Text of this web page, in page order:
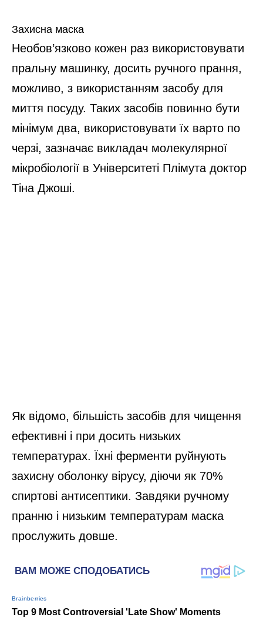
Захисна маска
Необов’язково кожен раз використовувати
пральну машинку, досить ручного прання,
можливо, з використанням засобу для
миття посуду. Таких засобів повинно бути
мінімум два, використовувати їх варто по
черзі, зазначає викладач молекулярної
мікробіології в Університеті Плімута доктор
Тіна Джоші.
Як відомо, більшість засобів для чищення
ефективні і при досить низьких
температурах. Їхні ферменти руйнують
захисну оболонку вірусу, діючи як 70%
спиртові антисептики. Завдяки ручному
пранню і низьким температурам маска
прослужить довше.